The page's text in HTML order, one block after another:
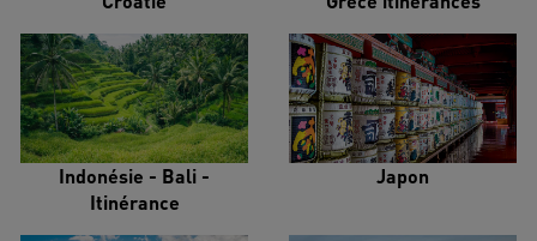
Indonésie - Bali -
Itinérance
Japon